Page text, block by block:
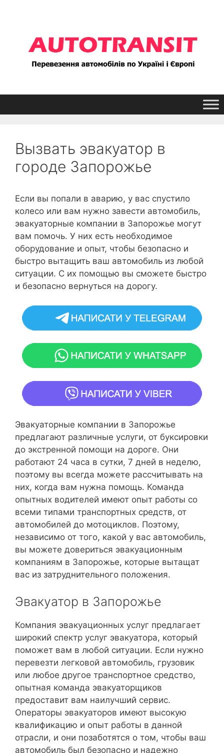
Вызвать эвакуатор в
городе Запорожье
Если вы попали в аварию, у вас спустило
колесо или вам нужно завести автомобиль,
эвакуаторные компании в Запорожье могут
вам помочь. У них есть необходимое
оборудование и опыт, чтобы безопасно и
быстро вытащить ваш автомобиль из любой
ситуации. С их помощью вы сможете быстро
и безопасно вернуться на дорогу.
Эвакуаторные компании в Запорожье
предлагают различные услуги, от буксировки
до экстренной помощи на дороге. Они
работают 24 часа в сутки, 7 дней в неделю,
поэтому вы всегда можете рассчитывать на
них, когда вам нужна помощь. Команда
опытных водителей имеют опыт работы со
всеми типами транспортных средств, от
автомобилей до мотоциклов. Поэтому,
независимо от того, какой у вас автомобиль,
вы можете довериться эвакуационным
компаниям в Запорожье, которые вытащат
вас из затруднительного положения.
Эвакуатор в Запорожье
Компания эвакуационных услуг предлагает
широкий спектр услуг эвакуатора, который
поможет вам в любой ситуации. Если нужно
перевезти легковой автомобиль, грузовик
или любое другое транспортное средство,
опытная команда эвакуаторщиков
предоставит вам наилучший сервис.
Операторы эвакуаторов имеют высокую
квалификацию и опыт работы в данной
отрасли, и они позаботятся о том, чтобы ваш
автомобиль был безопасно и надежно